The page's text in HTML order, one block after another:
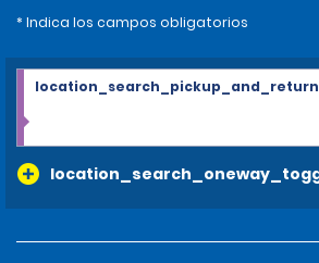
* Indica los campos obligatorios